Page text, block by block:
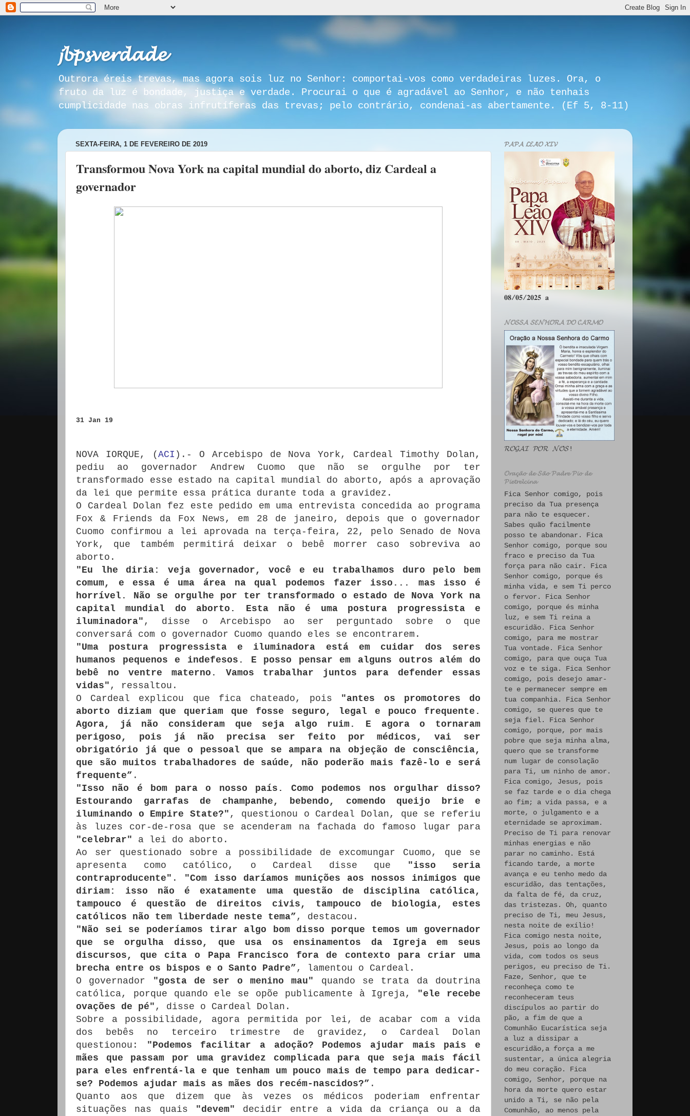
𝓳𝓫𝓹𝓼𝓿𝓮𝓻𝓭𝓪𝓭𝓮
Outrora éreis trevas, mas agora sois luz no Senhor: comportai-vos como verdadeiras luzes. Ora, o
fruto da luz é bondade, justiça e verdade. Procurai o que é agradável ao Senhor, e não tenhais
cumplicidade nas obras infrutíferas das trevas; pelo contrário, condenai-as abertamente. (Ef 5, 8-11)
SEXTA-FEIRA, 1 DE FEVEREIRO DE 2019
Transformou Nova York na capital mundial do aborto, diz Cardeal a
governador
31 Jan 19
NOVA IORQUE, (ACI ).- O Arcebispo de Nova York, Cardeal Timothy Dolan,
pediu ao governador Andrew Cuomo que não se orgulhe por ter
transformado esse estado na capital mundial do aborto, após a aprovação
da lei que permite essa prática durante toda a gravidez.
O Cardeal Dolan fez este pedido em uma entrevista concedida ao programa
Fox & Friends da Fox News, em 28 de janeiro, depois que o governador
Cuomo confirmou a lei aprovada na terça-feira, 22, pelo Senado de Nova
York, que também permitirá deixar o bebê morrer caso sobreviva ao
aborto.
"Eu lhe diria: veja governador, você e eu trabalhamos duro pelo bem
comum, e essa é uma área na qual podemos fazer isso... mas isso é
horrível. Não se orgulhe por ter transformado o estado de Nova York na
capital mundial do aborto. Esta não é uma postura progressista e
iluminadora" , disse o Arcebispo ao ser perguntado sobre o que
conversará com o governador Cuomo quando eles se encontrarem.
"Uma postura progressista e iluminadora está em cuidar dos seres
humanos pequenos e indefesos. E posso pensar em alguns outros além do
bebê no ventre materno. Vamos trabalhar juntos para defender essas
vidas" , ressaltou.
O Cardeal explicou que fica chateado, pois "antes os promotores do
aborto diziam que queriam que fosse seguro, legal e pouco frequente.
Agora, já não consideram que seja algo ruim. E agora o tornaram
perigoso, pois já não precisa ser feito por médicos, vai ser
obrigatório já que o pessoal que se ampara na objeção de consciência,
que são muitos trabalhadores de saúde, não poderão mais fazê-lo e será
frequente” .
"Isso não é bom para o nosso país. Como podemos nos orgulhar disso?
Estourando garrafas de champanhe, bebendo, comendo queijo brie e
iluminando o Empire State?" , questionou o Cardeal Dolan, que se referiu
às luzes cor-de-rosa que se acenderam na fachada do famoso lugar para
"celebrar" a lei do aborto.
Ao ser questionado sobre a possibilidade de excomungar Cuomo, que se
apresenta como católico, o Cardeal disse que
"isso seria
contraproducente" . "Com isso daríamos munições aos nossos inimigos que
diriam: isso não é exatamente uma questão de disciplina católica,
tampouco é questão de direitos civis, tampouco de biologia, estes
católicos não tem liberdade neste tema” , destacou.
"Não sei se poderíamos tirar algo bom disso porque temos um governador
que se orgulha disso, que usa os ensinamentos da Igreja em seus
discursos, que cita o Papa Francisco fora de contexto para criar uma
brecha entre os bispos e o Santo Padre” , lamentou o Cardeal.
O governador
"gosta de ser o menino mau"
quando se trata da doutrina
católica, porque quando ele se opõe publicamente à Igreja, "ele recebe
ovações de pé" , disse o Cardeal Dolan.
Sobre a possibilidade, agora permitida por lei, de acabar com a vida
dos bebês no terceiro trimestre de gravidez, o Cardeal Dolan
questionou:
"Podemos facilitar a adoção? Podemos ajudar mais pais e
mães que passam por uma gravidez complicada para que seja mais fácil
para eles enfrentá-la e que tenham um pouco mais de tempo para dedicar-
se? Podemos ajudar mais as mães dos recém-nascidos?” .
Quanto aos que dizem que às vezes os médicos poderiam enfrentar
situações nas quais
"devem" decidir entre a vida da criança ou a da
𝓟𝓐𝓟𝓐 𝓛𝓔𝓐̃𝓞 𝓧𝓘𝓥
𝟎𝟖/𝟎𝟓/𝟐𝟎𝟐𝟓 𝐚
𝓝𝓞𝓢𝓢𝓐 𝓢𝓔𝓝𝓗𝓞𝓡𝓐 𝓓𝓞 𝓒𝓐𝓡𝓜𝓞
𝓡𝓞𝓖𝓐𝓘 𝓟𝓞𝓡 𝓝𝓞́𝓢!
𝓞𝓻𝓪𝓬̧𝓪̃𝓸 𝓭𝓮 𝓢𝓪̃𝓸 𝓟𝓪𝓭𝓻𝓮 𝓟𝓲𝓸 𝓭𝓮
𝓟𝓲𝓮𝓽𝓻𝓮𝓵𝓬𝓲𝓷𝓪
Fica Senhor comigo, pois
preciso da Tua presença
para não te esquecer.
Sabes quão facilmente
posso te abandonar. Fica
Senhor comigo, porque sou
fraco e preciso da Tua
força para não cair. Fica
Senhor comigo, porque és
minha vida, e sem Ti perco
o fervor. Fica Senhor
comigo, porque és minha
luz, e sem Ti reina a
escuridão. Fica Senhor
comigo, para me mostrar
Tua vontade. Fica Senhor
comigo, para que ouça Tua
voz e te siga. Fica Senhor
comigo, pois desejo amar-
te e permanecer sempre em
tua companhia. Fica Senhor
comigo, se queres que te
seja fiel. Fica Senhor
comigo, porque, por mais
pobre que seja minha alma,
quero que se transforme
num lugar de consolação
para Ti, um ninho de amor.
Fica comigo, Jesus, pois
se faz tarde e o dia chega
ao fim; a vida passa, e a
morte, o julgamento e a
eternidade se aproximam.
Preciso de Ti para renovar
minhas energias e não
parar no caminho. Está
ficando tarde, a morte
avança e eu tenho medo da
escuridão, das tentações,
da falta de fé, da cruz,
das tristezas. Oh, quanto
preciso de Ti, meu Jesus,
nesta noite de exílio!
Fica comigo nesta noite,
Jesus, pois ao longo da
vida, com todos os seus
perigos, eu preciso de Ti.
Faze, Senhor, que te
reconheça como te
reconheceram teus
discípulos ao partir do
pão, a fim de que a
Comunhão Eucarística seja
a luz a dissipar a
escuridão,a força a me
sustentar, a única alegria
do meu coração. Fica
comigo, Senhor, porque na
hora da morte quero estar
unido a Ti, se não pela
Comunhão, ao menos pela